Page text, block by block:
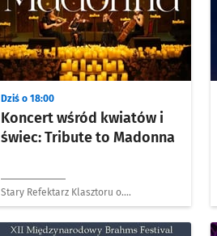
Koncert wśród kwiatów i
świec: Tribute to Madonna
Dziś o 18:00
Stary Refektarz Klasztoru o.
Dominikanów